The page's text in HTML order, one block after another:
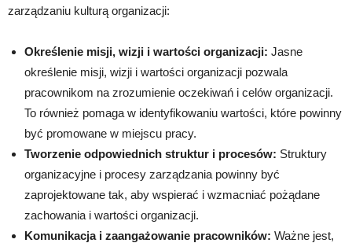
zarządzaniu kulturą organizacji:
Określenie misji, wizji i wartości organizacji: Jasne
określenie misji, wizji i wartości organizacji pozwala
pracownikom na zrozumienie oczekiwań i celów organizacji.
To również pomaga w identyfikowaniu wartości, które powinny
być promowane w miejscu pracy.
Tworzenie odpowiednich struktur i procesów: Struktury
organizacyjne i procesy zarządzania powinny być
zaprojektowane tak, aby wspierać i wzmacniać pożądane
zachowania i wartości organizacji.
Komunikacja i zaangażowanie pracowników: Ważne jest,